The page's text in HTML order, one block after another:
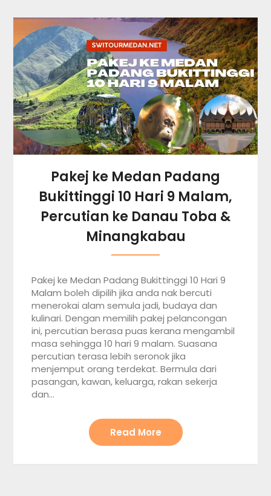
Pakej ke Medan Padang
Bukittinggi 10 Hari 9 Malam,
Percutian ke Danau Toba &
Minangkabau
Pakej ke Medan Padang Bukittinggi 10 Hari 9
Malam boleh dipilih jika anda nak bercuti
menerokai alam semula jadi, budaya dan
kulinari. Dengan memilih pakej pelancongan
ini, percutian berasa puas kerana mengambil
masa sehingga 10 hari 9 malam. Suasana
percutian terasa lebih seronok jika
menjemput orang terdekat. Bermula dari
pasangan, kawan, keluarga, rakan sekerja
dan…
Read More